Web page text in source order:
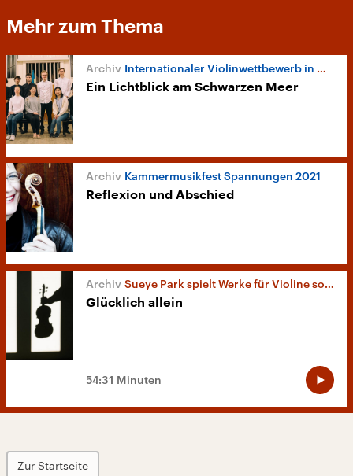
Mehr zum Thema
Internationaler Violinwettbewerb in Odessa
Ein Lichtblick am Schwarzen Meer
Kammermusikfest Spannungen 2021
Reflexion und Abschied
Sueye Park spielt Werke für Violine solo
Glücklich allein
54:31 Minuten
Zur Startseite